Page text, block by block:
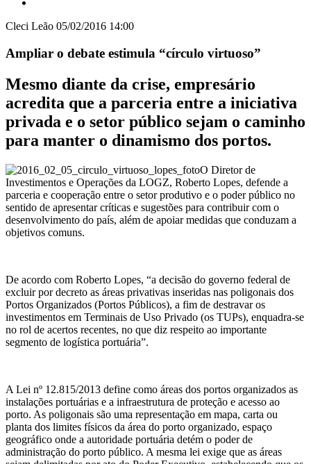
Cleci Leão 05/02/2016 14:00
Ampliar o debate estimula “círculo virtuoso”
Mesmo diante da crise, empresário
acredita que a parceria entre a iniciativa
privada e o setor público sejam o caminho
para manter o dinamismo dos portos.
O Diretor de
Investimentos e Operações da LOGZ, Roberto Lopes, defende a
parceria e cooperação entre o setor produtivo e o poder público no
sentido de apresentar críticas e sugestões para contribuir com o
desenvolvimento do país, além de apoiar medidas que conduzam a
objetivos comuns.
De acordo com Roberto Lopes, “a decisão do governo federal de
excluir por decreto as áreas privativas inseridas nas poligonais dos
Portos Organizados (Portos Públicos), a fim de destravar os
investimentos em Terminais de Uso Privado (os TUPs), enquadra-se
no rol de acertos recentes, no que diz respeito ao importante
segmento de logística portuária”.
A Lei nº 12.815/2013 define como áreas dos portos organizados as
instalações portuárias e a infraestrutura de proteção e acesso ao
porto. As poligonais são uma representação em mapa, carta ou
planta dos limites físicos da área do porto organizado, espaço
geográfico onde a autoridade portuária detém o poder de
administração do porto público. A mesma lei exige que as áreas